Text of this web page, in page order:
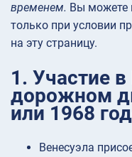
временем. Вы можете
только при условии
на эту страницу.
1. Участие
дорожном
или 1968
Венесуэла